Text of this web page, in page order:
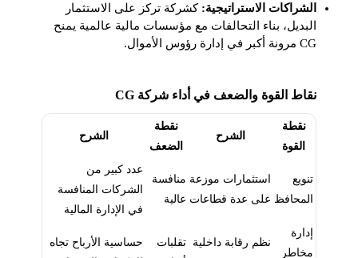
الشراكات الاستراتيجية:كشركة تركز على الاستثمار
البديل، بناء التحالفات مع مؤسسات مالية عالمية يمنح
CG مرونة أكبر في إدارة رؤوس الأموال.
نقاط القوة والضعف في أداء شركة CG
نقطة
القوة
الشرح
نقطة
الضعف
الشرح
تنويع
المحافظ
استثمارات موزعة
على عدة قطاعات
منافسة
عالية
عدد كبير من
الشركات المنافسة
في الإدارة المالية
إدارة
مخاطر
نظم رقابة داخلية
تقلبات
حساسية الأرباح تجاه